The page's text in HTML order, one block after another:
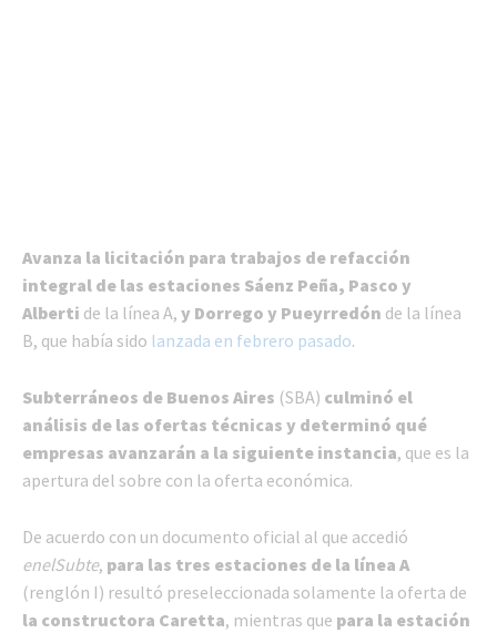
Avanza la licitación para trabajos de refacción
integral de las estaciones Sáenz Peña, Pasco y
Alberti de la línea A, y Dorrego y Pueyrredón de la línea
B, que había sido lanzada en febrero pasado.
Subterráneos de Buenos Aires (SBA) culminó el
análisis de las ofertas técnicas y determinó qué
empresas avanzarán a la siguiente instancia, que es la
apertura del sobre con la oferta económica.
De acuerdo con un documento oficial al que accedió
enelSubte, para las tres estaciones de la línea A
(renglón I) resultó preseleccionada solamente la oferta de
la constructora Caretta, mientras que para la estación